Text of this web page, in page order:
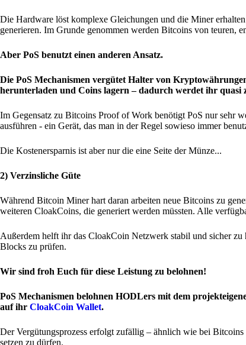
Die Hardware löst komplexe Gleichungen und die Miner
generieren. Im Grunde genommen werden Bitcoins von teuren,
Aber PoS benutzt einen anderen Ansatz.
Die PoS Mechanismen vergütet Halter von
herunterladen und Coins lagern – dadurch werdet ihr
Im Gegensatz zu Bitcoins Proof of Work benötigt PoS nur sehr
ausführen - ein Gerät, das man in der Regel sowieso immer
Die Kostenersparnis ist aber nur die eine Seite der Münze...
2) Verzinsliche Güte
Während Bitcoin Miner hart daran arbeiten neue Bitcoins zu
weiteren CloakCoins, die generiert werden müssten. Alle
Außerdem helft ihr das CloakCoin Netzwerk stabil und sicher
Blocks zu prüfen.
Wir sind froh Euch für diese Leistung zu belohnen!
PoS Mechanismen belohnen HODLers mit dem
auf ihr CloakCoin Wallet.
Der Vergütungsprozess erfolgt zufällig – ähnlich wie bei
setzen zu dürfen.